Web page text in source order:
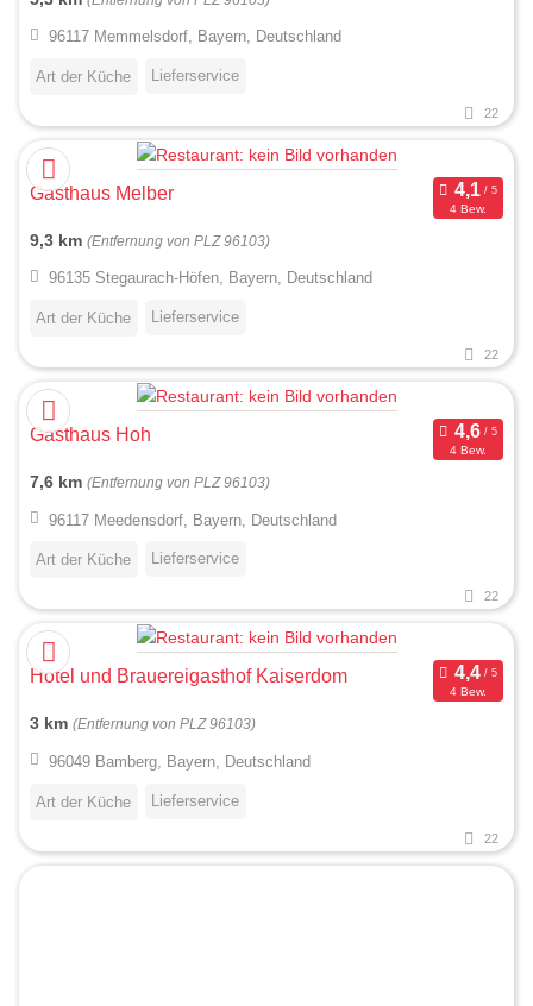
96117 Memmelsdorf, Bayern, Deutschland
Art der Küche Lieferservice
22
Gasthaus Melber
4 Bew.
9,3 km (Entfernung von PLZ 96103)
96135 Stegaurach-Höfen, Bayern, Deutschland
Art der Küche Lieferservice
22
Gasthaus Hoh
4 Bew.
7,6 km (Entfernung von PLZ 96103)
96117 Meedensdorf, Bayern, Deutschland
Art der Küche Lieferservice
22
Hotel und Brauereigasthof Kaiserdom
4 Bew.
3 km (Entfernung von PLZ 96103)
96049 Bamberg, Bayern, Deutschland
Art der Küche Lieferservice
22